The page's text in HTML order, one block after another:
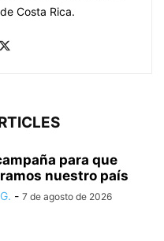
Costa Rica.
para que
nuestro país
- 7 de agosto de 2026